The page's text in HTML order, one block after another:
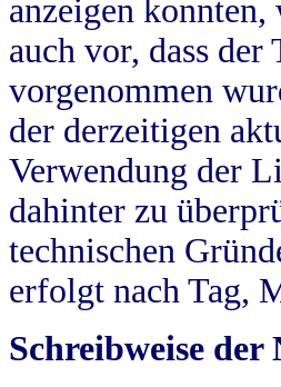
anzeigen
auch vor, dass
vorgenommen
der derzeitigen
Verwendung der
dahinter zu
technischen
erfolgt nach Tag,
Schreibweise der